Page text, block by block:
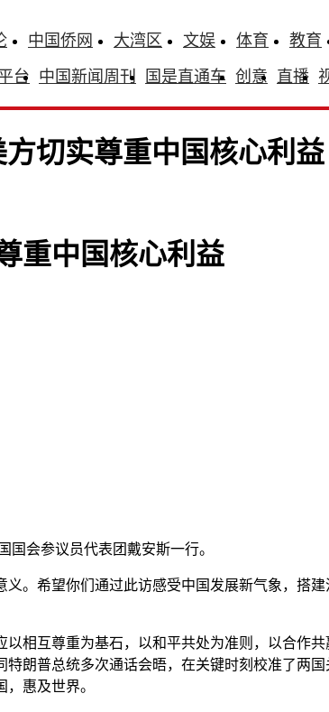
中国侨网 大湾区 文娱 体育 教育
台 中国新闻周刊 国是直通车 创意 直播
切实尊重中国核心利益
重中国核心利益
会参议员代表团戴安斯一行。
。希望你们通过此访感受中国发展新气象，搭建
相互尊重为基石，以和平共处为准则，以合作共
朗普总统多次通话会晤，在关键时刻校准了两国
惠及世界。